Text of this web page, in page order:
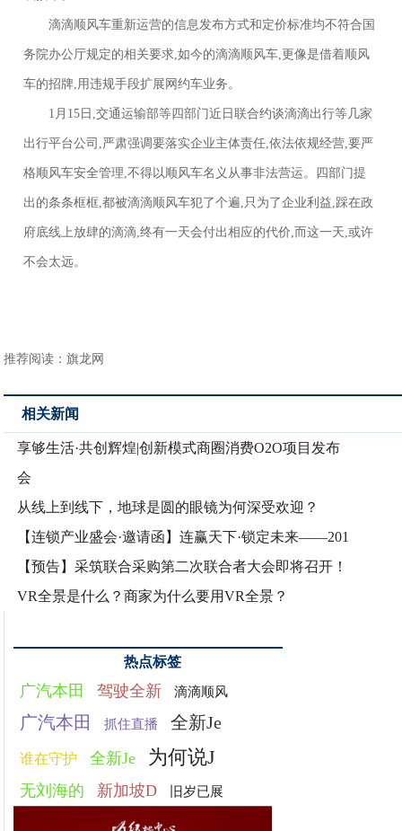
滴滴顺风车重新运营的信息发布方式和定价标准均不符合国
务院办公厅规定的相关要求,如今的滴滴顺风车,更像是借着顺风
车的招牌,用违规手段扩展网约车业务。
1月15日,交通运输部等四部门近日联合约谈滴滴出行等几家
出行平台公司,严肃强调要落实企业主体责任,依法依规经营,要严
格顺风车安全管理,不得以顺风车名义从事非法营运。四部门提
出的条条框框,都被滴滴顺风车犯了个遍,只为了企业利益,踩在政
府底线上放肆的滴滴,终有一天会付出相应的代价,而这一天,或许
不会太远。
推荐阅读：旗龙网
相关新闻
享够生活·共创辉煌|创新模式商圈消费O2O项目发布
会
从线上到线下，地球是圆的眼镜为何深受欢迎？
【连锁产业盛会·邀请函】连赢天下·锁定未来——201
【预告】采筑联合采购第二次联合者大会即将召开！
VR全景是什么？商家为什么要用VR全景？
热点标签
广汽本田 驾驶全新 滴滴顺风
广汽本田 抓住直播 全新Je
谁在守护 全新Je 为何说J
无刘海的 新加坡D 旧岁已展